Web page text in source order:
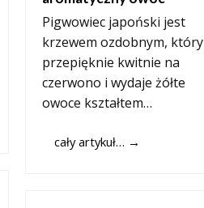
Pigwowiec japoński jest
krzewem ozdobnym, który
przepięknie kwitnie na
czerwono i wydaje żółte
owoce kształtem…
cały artykuł… →